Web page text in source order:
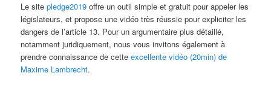
Le sitepledge2019 offre un outil simple et gratuit pour appeler les
législateurs, et propose une vidéo très réussie pour expliciter les
dangers de l’article 13. Pour un argumentaire plus détaillé,
notamment juridiquement, nous vous invitons également à
prendre connaissance de cetteexcellente vidéo (20min) de
Maxime Lambrecht.